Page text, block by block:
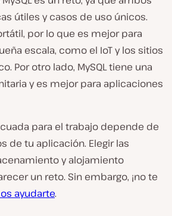
útiles y casos de uso únicos.
por lo que es mejor para
escala, como el IoT y los sitios
Por otro lado, MySQL tiene una
y es mejor para aplicaciones
para el trabajo depende de
de tu aplicación. Elegir las
y alojamiento
un reto. Sin embargo, ¡no te
ayudarte.